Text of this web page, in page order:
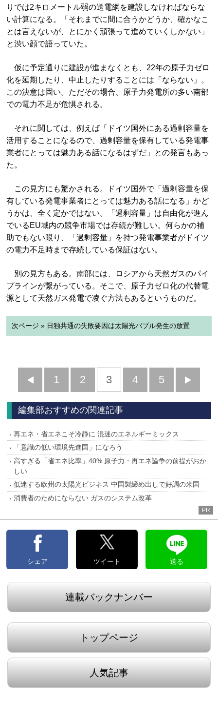
りでは2キロメートル弱の送電網を建設しなければならな
い計算になる。「それまでに間に合うかどうか、確かなこ
とは言えないが、とにかく頑張って進めていくしかない」
と渋い顔で語っていた。
仮に予定通りに建設が進まなくとも、22年の原子力ゼロ
化を延期したり、中止したりすることには「ならない」。
この決意は固い。ただその場合、原子力発電所の多い南部
での電力不足が危惧される。
それに関しては、例えば「ドイツ国外にある過剰容量を
活用することになるので、過剰容量を保有している発電事
業者にとっては魅力ある話になるはずだ」との発言もあっ
た。
この見方にも驚かされる。ドイツ国外で「過剰容量を保
有している発電事業者にとっては魅力ある話になる」かど
うかは、全く定かではない。「過剰容量」は自由化が進ん
でいるEU域内の競争市場では存続が難しい。何らかの補
助でもない限り、「過剰容量」を持つ発電事業者がドイツ
の電力不足時まで存続している保証はない。
別の見方もある。南部には、ロシアから天然ガスのパイ
プラインが繋がっている。そこで、原子力ゼロ化の代替電
源として天然ガス発電で凌ぐ方法もあるというものだ。
次ページ » 日独共通の失敗要因は太陽光バブル発生の放置
前
へ
1 2 3 4 5
へ
編集部おすすめの関連記事
再エネ・省エネこそ冷静に 混迷のエネルギーミックス
「意識の低い環境先進国」になろう
高すぎる「省エネ比率」40% 原子力・再エネ論争の前提がおか
しい
低迷する欧州の太陽光ビジネス 中国製締め出しで好調の米国
消費者のためにならない ガスのシステム改革
PR
シェア ツイート 送る
連載バックナンバー
トップページ
人気記事